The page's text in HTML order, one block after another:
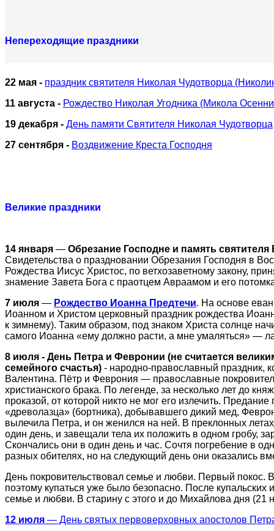
Непереходящие праздники
22 мая - праздник святителя Николая Чудотворца
11 августа - Рождество Николая Угодника (Микола
19 декабря - День памяти Святителя Николая Чудотворца
27 сентября - Воздвижение Креста Господня
Великие праздники
14 января — Обрезание Господне и память
Свидетельства о праздновании Обрезания Господня в
Рождества Иисус Христос, по ветхозаветному закону,
знамение Завета Бога с праотцем Авраамом и его
7 июля — Рождество Иоанна Предтечи. На основе
Иоанном и Христом церковный праздник рождества
к зимнему). Таким образом, под знаком Христа солнце
самого Иоанна «ему должно расти, а мне умаляться» —
8 июля - День Петра и Февронии (не считается
семейного счастья) - народно-православный праздник,
Валентина. Пётр и Феврония — православные
христианского брака. По легенде, за несколько лет до
проказой, от которой никто не мог его излечить.
«древолазца» (бортника), добывавшего дикий мед,
вылечила Петра, и он женился на ней. В преклонных
один день, и завещали тела их положить в одном гробу,
Скончались они в один день и час. Сочтя погребение в
разных обителях, но на следующий день они оказались
День покровительствовал семье и любви. Первый покос.
поэтому купаться уже было безопасно. После
семье и любви. В старину с этого и до Михайлова дня (21
12 июля — День святых первоверховных апостолов